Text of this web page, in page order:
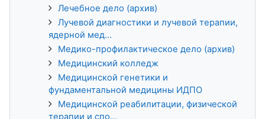
Лечебное дело (архив)
Лучевой диагностики и лучевой терапии,
ядерной мед...
Медико-профилактическое дело (архив)
Медицинский колледж
Медицинской генетики и
фундаментальной медицины ИДПО
Медицинской реабилитации, физической
терапии и спо...